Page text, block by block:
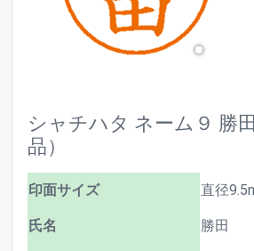
シャチハタ ネーム９ 勝
品）
印面サイズ 直径
氏名 勝田